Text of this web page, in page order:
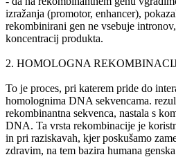
izražanja (promotor, enhancer),
rekombinirani gen ne vsebuje
koncentracij produkta.
2. HOMOLOGNA
To je proces, pri katerem pride do
homolognima DNA sekvencama.
rekombinantna sekvenca, nastala s
DNA. Ta vrsta rekombinacije je
in pri raziskavah, kjer poskušamo
zdravim, na tem bazira humana